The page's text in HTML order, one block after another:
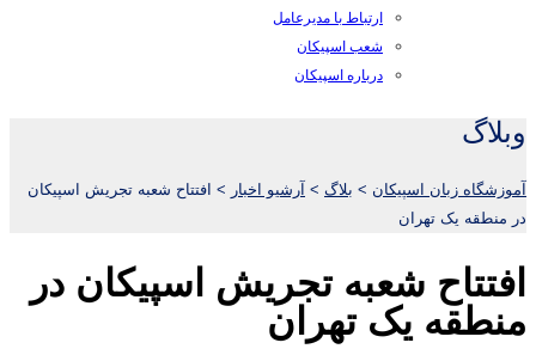
ارتباط با مدیرعامل
شعب اسپیکان
درباره اسپیکان
وبلاگ
آموزشگاه زبان اسپیکان > بلاگ > آرشیو اخبار > افتتاح شعبه تجریش اسپیکان
در منطقه یک تهران
افتتاح شعبه تجریش اسپیکان در
منطقه یک تهران